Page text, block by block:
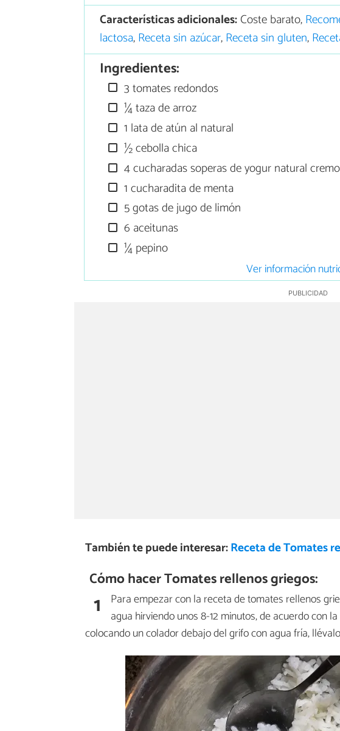
Características adicionales:Coste barato,
lactosa,Receta sin azúcar,Receta sin gluten,
Ingredientes:
3 tomates redondos
¼ taza de arroz
1 lata de atún al natural
½ cebolla chica
4 cucharadas soperas de yogur natural
1 cucharadita de menta
5 gotas de jugo de limón
6 aceitunas
¼ pepino
Ver información
También te puede interesar:Receta de Tomates
Cómo hacer Tomates rellenos griegos:
1 Para empezar con la receta de tomates rellenos
agua hirviendo unos 8-12 minutos, de acuerdo con
colocando un colador debajo del grifo con agua fría,